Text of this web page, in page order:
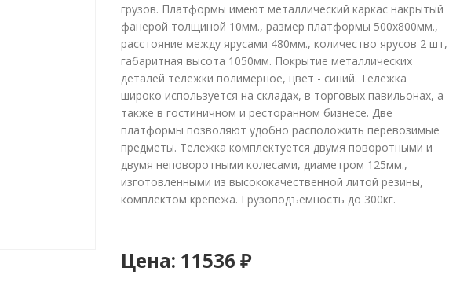
грузов. Платформы имеют металлический каркас накрытый
фанерой толщиной 10мм., размер платформы 500х800мм.,
расстояние между ярусами 480мм., количество ярусов 2 шт,
габаритная высота 1050мм. Покрытие металлических
деталей тележки полимерное, цвет - синий. Тележка
широко используется на складах, в торговых павильонах, а
также в гостиничном и ресторанном бизнесе. Две
платформы позволяют удобно расположить перевозимые
предметы. Тележка комплектуется двумя поворотными и
двумя неповоротными колесами, диаметром 125мм.,
изготовленными из высококачественной литой резины,
комплектом крепежа. Грузоподъемность до 300кг.
Цена: 11536 ₽